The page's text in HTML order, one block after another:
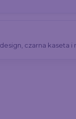
czarna kaseta i